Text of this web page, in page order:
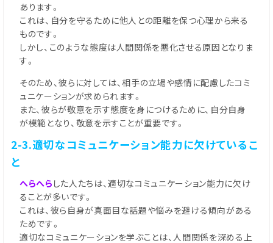
あります。
これは、自分を守るために他人との距離を保つ心理から来る
ものです。
しかし、このような態度は人間関係を悪化させる原因となりま
す。
そのため、彼らに対しては、相手の立場や感情に配慮したコミ
ュニケーションが求められます。
また、彼らが敬意を示す態度を身につけるために、自分自身
が模範となり、敬意を示すことが重要です。
2-3.適切なコミュニケーション能力に欠けているこ
と
へらへら した人たちは、適切なコミュニケーション能力に欠け
ることが多いです。
これは、彼ら自身が真面目な話題や悩みを避ける傾向がある
ためです。
適切なコミュニケーションを学ぶことは、人間関係を深める上